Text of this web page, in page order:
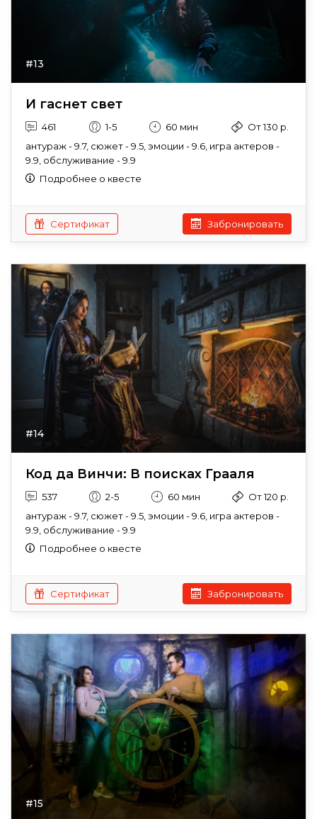
#13
И гаснет свет
461 1-5 60 мин
От 130 р.
антураж - 9.7, сюжет - 9.5, эмоции - 9.6, игра актеров -
9.9, обслуживание - 9.9
Подробнее о квесте
Сертификат Забронировать
#14
Код да Винчи: В поисках Грааля
537 2-5 60 мин
От 120 р.
антураж - 9.7, сюжет - 9.5, эмоции - 9.6, игра актеров -
9.9, обслуживание - 9.9
Подробнее о квесте
Сертификат Забронировать
#15